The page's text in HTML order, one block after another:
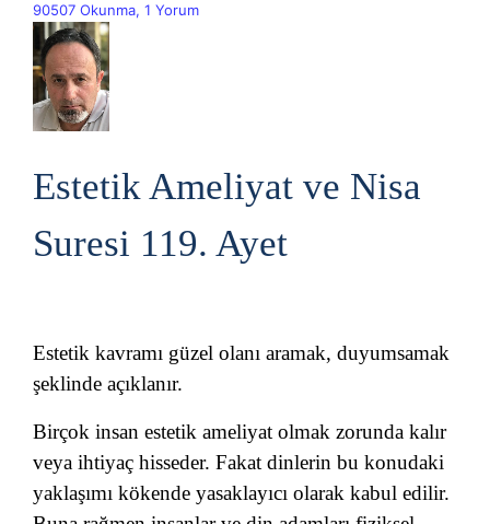
90507 Okunma, 1 Yorum
Estetik Ameliyat ve Nisa
Suresi 119. Ayet
Estetik kavramı güzel olanı aramak, duyumsamak
şeklinde açıklanır.
Birçok insan estetik ameliyat olmak zorunda kalır
veya ihtiyaç hisseder. Fakat dinlerin bu konudaki
yaklaşımı kökende yasaklayıcı olarak kabul edilir.